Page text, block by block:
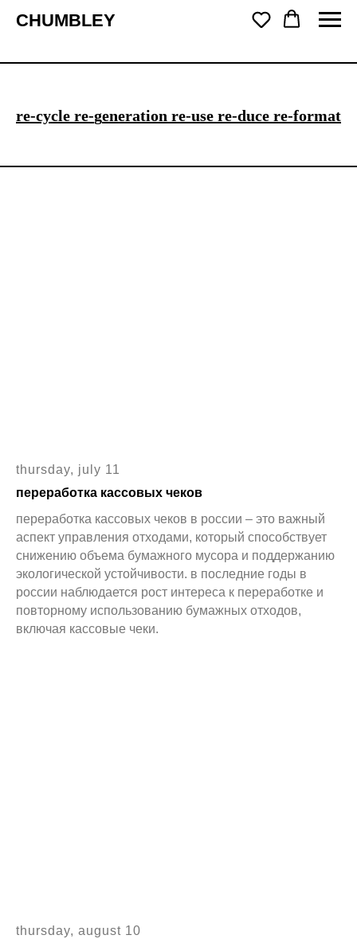
CHUMBLEY
re-cycle re-generation re-use re-duce re-format
thursday, july 11
переработка кассовых чеков
переработка кассовых чеков в россии – это важный
аспект управления отходами, который способствует
снижению объема бумажного мусора и поддержанию
экологической устойчивости. в последние годы в
россии наблюдается рост интереса к переработке и
повторному использованию бумажных отходов,
включая кассовые чеки.
thursday, august 10